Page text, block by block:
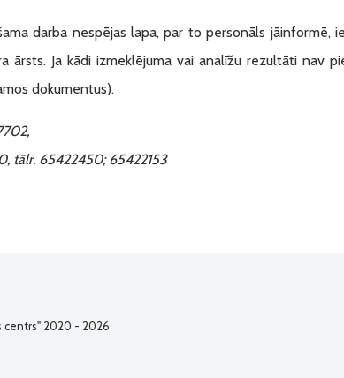
darba nespējas lapa, par to personāls jāinformē,
ārsts. Ja kādi izmeklējuma vai analīžu rezultāti nav
dokumentus).
tālr. 65422450; 65422153
centrs" 2020 - 2026